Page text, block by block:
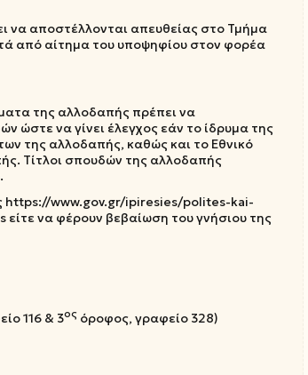
να αποστέλλονται απευθείας στο Τμήμα
από αίτημα του υποψηφίου στον φορέα
της αλλοδαπής πρέπει να
ώστε να γίνει έλεγχος εάν το ίδρυμα της
της αλλοδαπής, καθώς και το Εθνικό
Τίτλοι σπουδών της αλλοδαπής
https://www.gov.gr/ipiresies/polites-kai-
να φέρουν βεβαίωση του γνήσιου της
116 & 3ος όροφος, γραφείο 328)